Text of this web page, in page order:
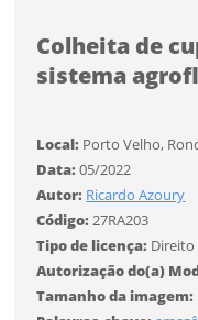
Colheita de
sistema
Local: Porto Velho,
Data:05/2022
Autor: Ricardo Azoury
Código:27RA203
Tipo de licença:
Autorização do(a)
Tamanho da imagem:
Tamanho
Tipo de projeto
Utilização
Formato
Tamanho
Desejo receber
Li e concordo com
Tamanho